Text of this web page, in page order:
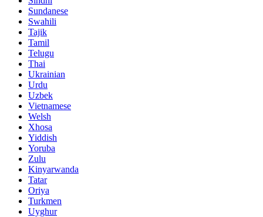
Sundanese
Swahili
Tajik
Tamil
Telugu
Thai
Ukrainian
Urdu
Uzbek
Vietnamese
Welsh
Xhosa
Yiddish
Yoruba
Zulu
Kinyarwanda
Tatar
Oriya
Turkmen
Uyghur